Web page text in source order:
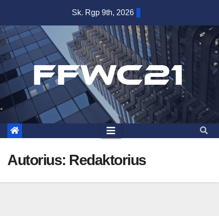
content
Sk. Rgp 9th, 2026
Autorius: Redaktorius